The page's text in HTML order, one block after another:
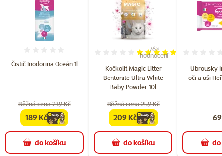
Čistič Inodorina Oceán 1l
Běžná cena 239 Kč
familycena
189 Kč
do košíku
Kočkolit Magic Litter
Bentonite Ultra White
Baby Powder 10l
Hodnocení 97%, počet
76×
hodnocení
Běžná cena 259 Kč
familycena
209 Kč
do košíku
Ubrousky
oči a uši